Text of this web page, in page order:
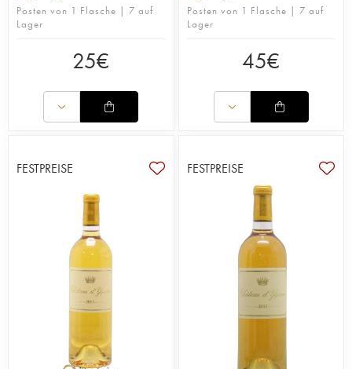
Posten von 1 Flasche | 7 auf
Lager
25€
Posten von 1 Flasche | 7 auf
Lager
45€
FESTPREISE FESTPREISE